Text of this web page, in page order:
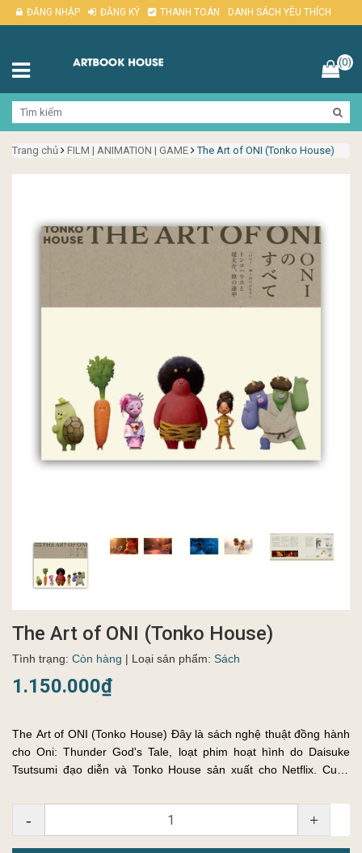
ĐĂNG NHẬP ĐĂNG KÝ THANH TOÁN DANH SÁCH YÊU THÍCH
(0)
Trang chủ FILM | ANIMATION | GAME The Art of ONI (Tonko House)
The Art of ONI (Tonko House)
Tình trạng: Còn hàng | Loại sản phẩm: Sách
1.150.000₫
The Art of ONI (Tonko House) Đây là sách nghệ thuật đồng hành
cho Oni: Thunder God's Tale, loạt phim hoạt hình do Daisuke
Tsutsumi đạo diễn và Tonko House sản xuất cho Netflix. Cuốn
cuốn s...
- +